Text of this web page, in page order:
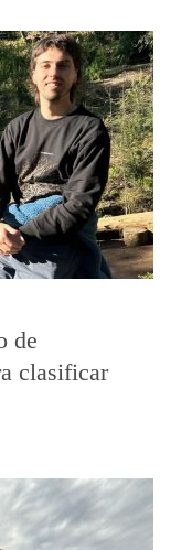
de
clasificar